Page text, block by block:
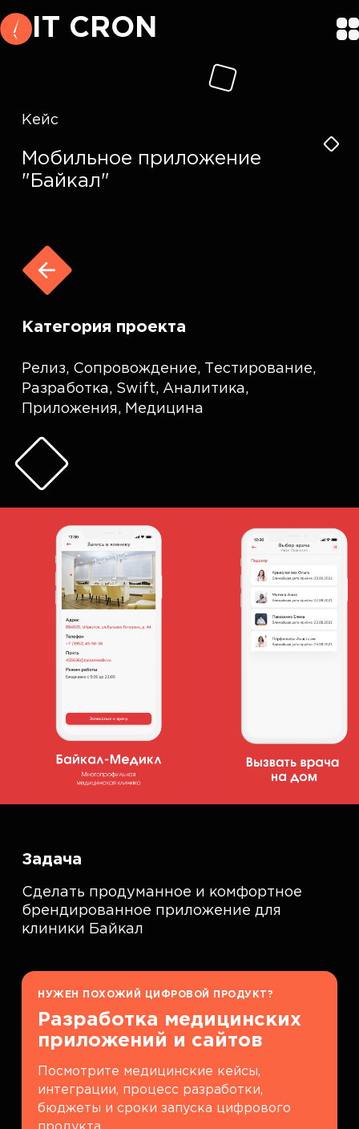
IT CRON
Кейс
Мобильное приложение
"Байкал"
Категория проекта
Релиз, Сопровождение, Тестирование,
Разработка, Swift, Аналитика,
Приложения, Медицина
Задача
Сделать продуманное и комфортное
брендированное приложение для
клиники Байкал
НУЖЕН ПОХОЖИЙ ЦИФРОВОЙ ПРОДУКТ?
Разработка медицинских
приложений и сайтов
Посмотрите медицинские кейсы,
интеграции, процесс разработки,
бюджеты и сроки запуска цифрового